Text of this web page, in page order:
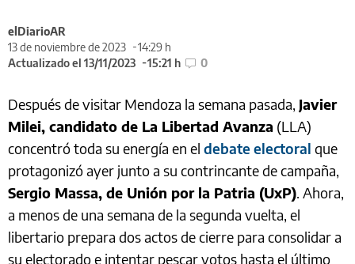
elDiarioAR
13 de noviembre de 2023
14:29 h
Actualizado el 13/11/2023
15:21 h 0
Después de visitar Mendoza la semana pasada, Javier
Milei, candidato de La Libertad Avanza (LLA)
concentró toda su energía en el debate electoral que
protagonizó ayer junto a su contrincante de campaña,
Sergio Massa, de Unión por la Patria (UxP). Ahora,
a menos de una semana de la segunda vuelta, el
libertario prepara dos actos de cierre para consolidar a
su electorado e intentar pescar votos hasta el último